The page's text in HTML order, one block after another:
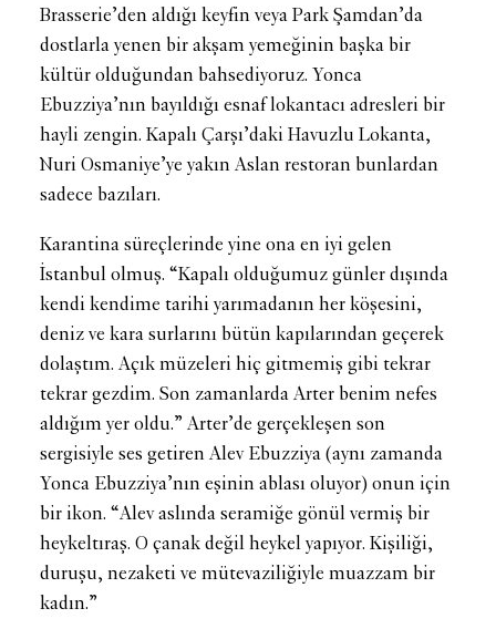
Brasserie’den aldığı keyfin veya Park Şamdan’da
dostlarla yenen bir akşam yemeğinin başka bir
kültür olduğundan bahsediyoruz. Yonca
Ebuzziya’nın bayıldığı esnaf lokantacı adresleri bir
hayli zengin. Kapalı Çarşı’daki Havuzlu Lokanta,
Nuri Osmaniye’ye yakın Aslan restoran bunlardan
sadece bazıları.
Karantina süreçlerinde yine ona en iyi gelen
İstanbul olmuş. “Kapalı olduğumuz günler dışında
kendi kendime tarihi yarımadanın her köşesini,
deniz ve kara surlarını bütün kapılarından geçerek
dolaştım. Açık müzeleri hiç gitmemiş gibi tekrar
tekrar gezdim. Son zamanlarda Arter benim nefes
aldığım yer oldu.” Arter’de gerçekleşen son
sergisiyle ses getiren Alev Ebuzziya (aynı zamanda
Yonca Ebuzziya’nın eşinin ablası oluyor) onun için
bir ikon. “Alev aslında seramiğe gönül vermiş bir
heykeltıraş. O çanak değil heykel yapıyor. Kişiliği,
duruşu, nezaketi ve mütevaziliğiyle muazzam bir
kadın.”